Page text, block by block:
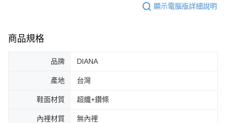
顯示電腦版詳細說明
商品規格
品牌 DIANA
產地 台灣
鞋面材質 超纖+鑽條
內裡材質 無內裡